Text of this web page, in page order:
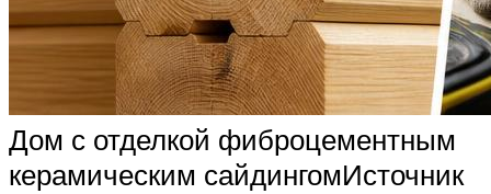
Дом с отделкой фиброцементным
керамическим сайдингомИсточник